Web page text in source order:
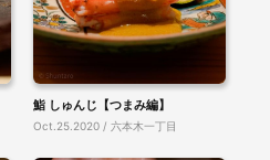
鮨 しゅんじ【つまみ編】
Oct.25.2020 / 六本木一丁目